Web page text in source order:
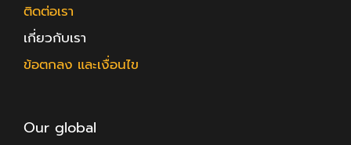
ติดต่อเรา
เกี่ยวกับเรา
ข้อตกลง และเงื่อนไข
Our global